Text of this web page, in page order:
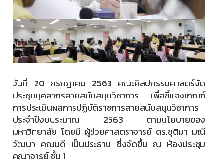
วันที่ 20 กรกฎาคม 2563 คณะศิลปกรรมศาสตร์จัด
ประชุมบุคลากรสายสนับสนุนวิชาการ เพื่อชี้แจงเกณฑ์
การประเมินผลการปฏิบัติราชการสายสนับสนุนวิชาการ
ประจำปีงบประมาณ 2563 ตามนโยบายของ
มหาวิทยาลัย โดยมี ผู้ช่วยศาสตราจารย์ ดร.ชุติมา มณี
วัฒนา คณบดี เป็นประธาน ซึ่งจัดขึ้น ณ ห้องประชุม
คณาจารย์ ชั้น 1